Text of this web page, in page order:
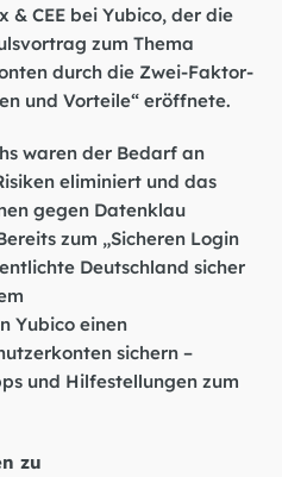
& CEE bei Yubico, der die
zum Thema
durch die Zwei-Faktor-
und Vorteile“ eröffnete.
waren der Bedarf an
eliminiert und das
gegen Datenklau
zum „Sicheren Login
Deutschland sicher
Yubico einen
sichern –
und Hilfestellungen zum
zu